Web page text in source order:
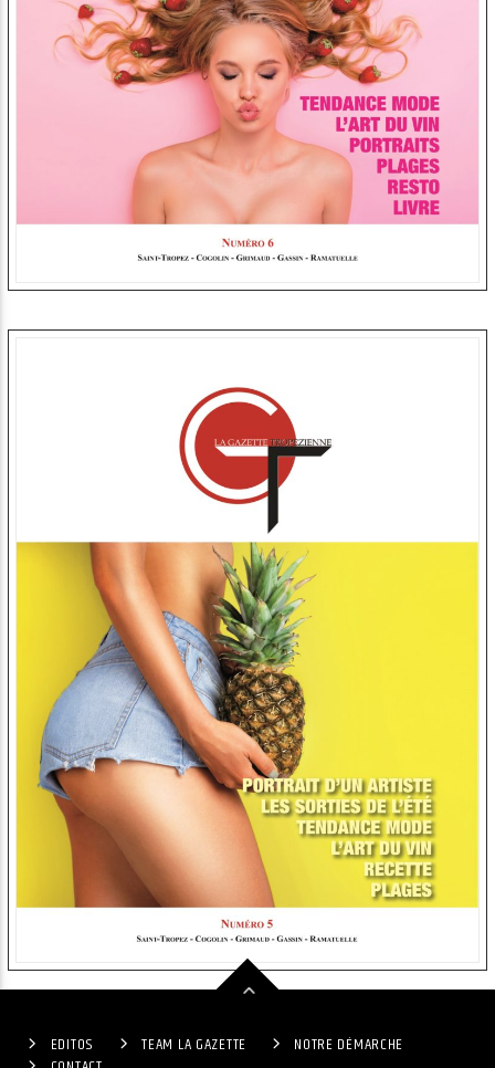
EDITOS TEAM LA GAZETTE
NOTRE DÉMARCHE